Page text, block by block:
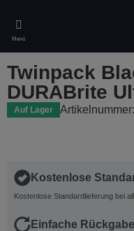
main
content
Menü
Twinpack
DURABrite
Auf Lager
Kostenlose
Kostenlose Standardlieferung bei
Einfache Rückgabe